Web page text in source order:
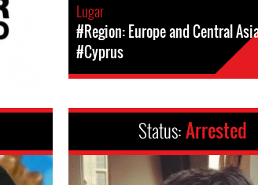
Lugar
#Region: Europe and Central
#Cyprus
Status:Arrested